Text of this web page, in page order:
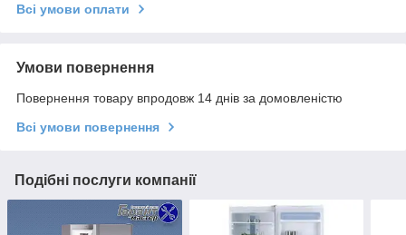
Всі умови оплати
Умови повернення
Повернення товару впродовж 14 днів за домовленістю
Всі умови повернення
Подібні послуги компанії